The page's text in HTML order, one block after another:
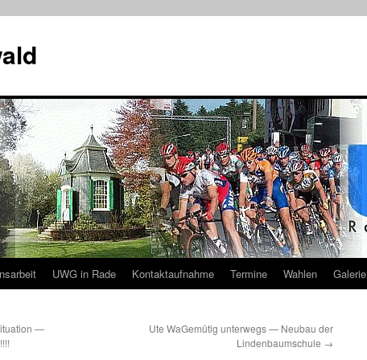
UWG in Rade Kontaktaufnahme Termine Wahlen Galerie
—
Ute WaGemütig unterwegs — Neubau der
Lindenbaumschule →